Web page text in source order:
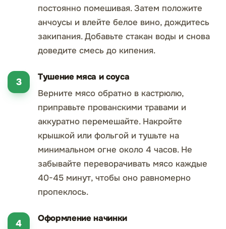
постоянно помешивая. Затем положите
анчоусы и влейте белое вино, дождитесь
закипания. Добавьте стакан воды и снова
доведите смесь до кипения.
Тушение мяса и соуса
Верните мясо обратно в кастрюлю,
приправьте прованскими травами и
аккуратно перемешайте. Накройте
крышкой или фольгой и тушьте на
минимальном огне около 4 часов. Не
забывайте переворачивать мясо каждые
40-45 минут, чтобы оно равномерно
пропеклось.
Оформление начинки